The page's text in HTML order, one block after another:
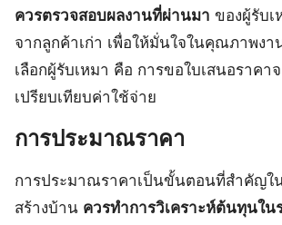
ควรตรวจสอบผลงานที่ผ่านมา ของผู้รับเ
จากลูกค้าเก่า เพื่อให้มั่นใจในคุณภาพงา
เลือกผู้รับเหมา คือ การขอใบเสนอราคา
เปรียบเทียบค่าใช้จ่าย
การประมาณราคา
การประมาณราคาเป็นขั้นตอนที่สำคัญใ
สร้างบ้าน ควรทำการวิเคราะห์ต้นทุนใน